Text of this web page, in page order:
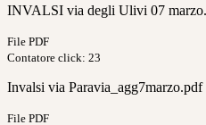
INVALSI via degli Ulivi 07
File PDF
Contatore click: 23
Invalsi via Paravia_agg7marzo.pdf
File PDF